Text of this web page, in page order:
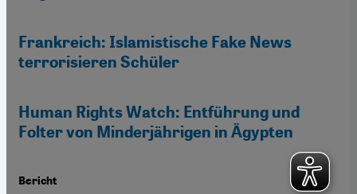
Frankreich: Islamistische Fake News
terrorisieren Schüler
Human Rights Watch: Entführung und
Folter von Minderjährigen in Ägypten
Bericht